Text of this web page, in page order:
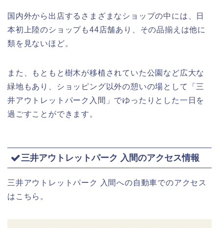
国内外から出店するさまざまなショップの中には、日
本初上陸のショップも44店舗あり、その品揃えは他に
類を見ないほど。
また、もともと樹木が移植されていた公園など広大な
緑地もあり、ショッピング以外の憩いの場として「三
井アウトレットパーク入間」でゆったりとした一日を
過ごすことができます。
三井アウトレットパーク 入間のアクセス情報
三井アウトレットパーク 入間への自動車でのアクセス
はこちら。